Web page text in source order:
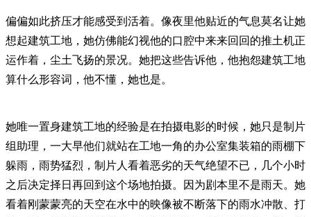
偏偏如此挤压才能感受到活着。像夜里他贴近的气息莫名让她
想起建筑工地，她仿佛能幻视他的口腔中来来回回的推土机正
运作着，尘土飞扬的景况。她把这些告诉他，他抱怨建筑工地
算什么形容词，他不懂，她也是。
她唯一置身建筑工地的经验是在拍摄电影的时候，她只是制片
组助理，一大早他们就站在工地一角的办公室集装箱的雨棚下
躲雨，雨势猛烈，制片人看着恶劣的天气绝望不已，几个小时
之后决定择日再回到这个场地拍摄。因为剧本里不是雨天。她
看着刚蒙蒙亮的天空在水中的映像被不断落下的雨水冲散、打